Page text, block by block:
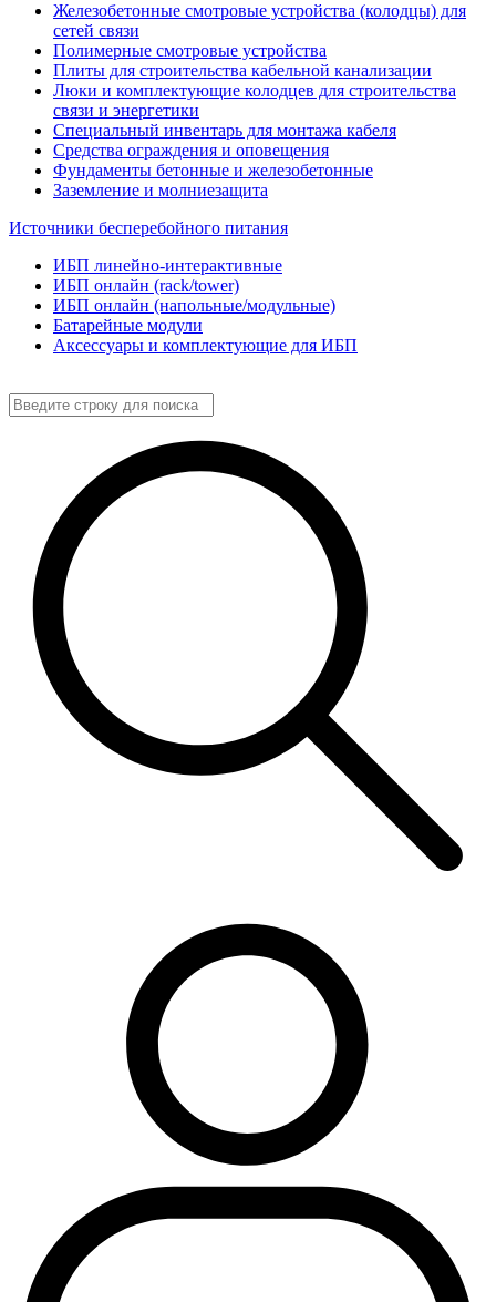
Железобетонные смотровые устройства (колодцы) для
сетей связи
Полимерные смотровые устройства
Плиты для строительства кабельной канализации
Люки и комплектующие колодцев для строительства
связи и энергетики
Специальный инвентарь для монтажа кабеля
Средства ограждения и оповещения
Фундаменты бетонные и железобетонные
Заземление и молниезащита
Источники бесперебойного питания
ИБП линейно-интерактивные
ИБП онлайн (rack/tower)
ИБП онлайн (напольные/модульные)
Батарейные модули
Аксессуары и комплектующие для ИБП